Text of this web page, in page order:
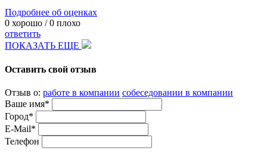
Подробнее об оценках
0 хорошо /0 плохо
ответить
ПОКАЗАТЬ ЕЩЕ
Оставить свой отзыв
Отзыв о: работе в компании собеседовании в компании
Ваше имя*
Город*
E-Mail*
Телефон